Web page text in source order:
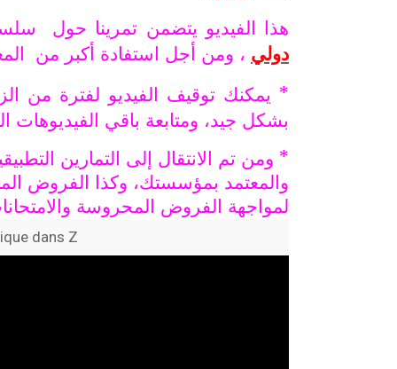
هذا الفيديو يتضمن تمرينا حول
دولي ، ومن أجل استفادة أكبر من
* يمكنك توقيف الفيديو لفترة من
بشكل جيد، ومتابعة باقي الفيديوهات
* ومن تم الانتقال إلى التمارين
والمعتمد بمؤسستك، وكذا الفروض
لمواجهة الفروض المحروسة
dans Z)